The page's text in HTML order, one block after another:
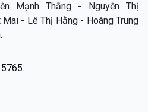
Mạnh Thắng - Nguyễn Thị
Mai - Lê Thị Hằng - Hoàng Trung